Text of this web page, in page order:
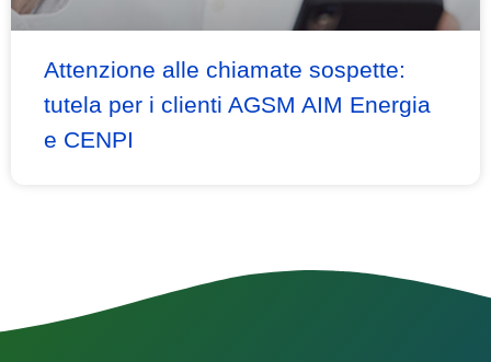
Attenzione alle chiamate sospette:
tutela per i clienti AGSM AIM Energia
e CENPI